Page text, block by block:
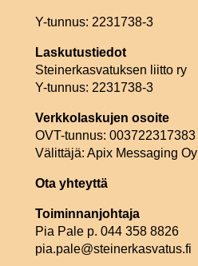
Y-tunnus: 2231738-3
Laskutustiedot
Steinerkasvatuksen liitto ry
Y-tunnus: 2231738-3
Verkkolaskujen osoite
OVT-tunnus: 003722317383
Välittäjä: Apix Messaging Oy
Ota yhteyttä
Toiminnanjohtaja
Pia Pale p. 044 358 8826
pia.pale@steinerkasvatus.fi